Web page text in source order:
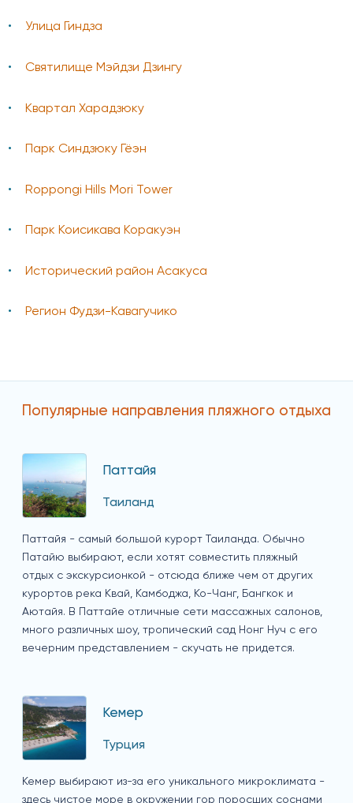
Улица Гиндза
Святилище Мэйдзи Дзингу
Квартал Харадзюку
Парк Синдзюку Гёэн
Roppongi Hills Mori Tower
Парк Коисикава Коракуэн
Исторический район Асакуса
Регион Фудзи-Кавагучико
Популярные направления пляжного отдыха
Паттайя
Таиланд
Паттайя - самый большой курорт Таиланда. Обычно
Патайю выбирают, если хотят совместить пляжный
отдых с экскурсионкой - отсюда ближе чем от других
курортов река Квай, Камбоджа, Ко-Чанг, Бангкок и
Аютайя. В Паттайе отличные сети массажных салонов,
много различных шоу, тропический сад Нонг Нуч с его
вечерним представлением - скучать не придется.
Кемер
Турция
Кемер выбирают из-за его уникального микроклимата -
здесь чистое море в окружении гор поросших соснами